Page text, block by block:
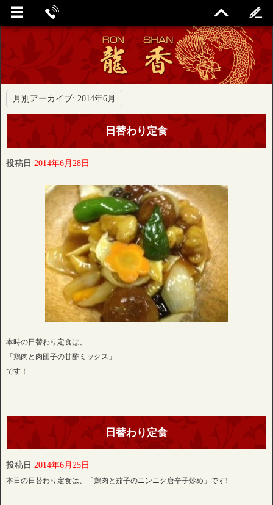
月別アーカイブ: 2014年6月
日替わり定食
投稿日 2014年6月28日
本時の日替わり定食は、
「鶏肉と肉団子の甘酢ミックス」
です！
日替わり定食
投稿日 2014年6月25日
本日の日替わり定食は、「鶏肉と茄子のニンニク唐辛子炒め」です!